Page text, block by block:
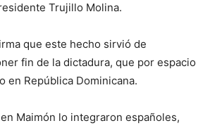
Trujillo Molina.
que este hecho sirvió de
fin de la dictadura, que por espacio
en República Dominicana.
Maimón lo integraron españoles,